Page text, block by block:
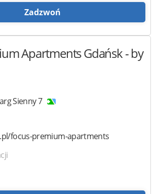
Zadzwoń
Apartments Gdańsk- by
Sienny 7
focus-premium-apartments